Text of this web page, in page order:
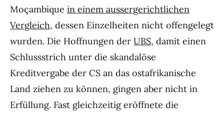
Moçambique in einem aussergerichtlichen
Vergleich, dessen Einzelheiten nicht offengelegt
wurden. Die Hoffnungen der UBS, damit einen
Schlussstrich unter die skandalöse
Kreditvergabe der CS an das ostafrikanische
Land ziehen zu können, gingen aber nicht in
Erfüllung. Fast gleichzeitig eröffnete die